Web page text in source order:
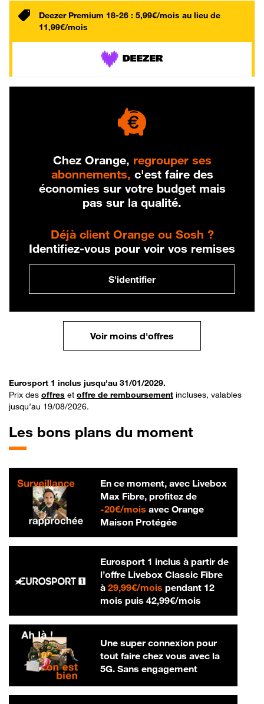
Deezer Premium 18-26 : 5,99€/mois au lieu de
11,99€/mois
Chez Orange, regrouper ses
abonnements, c'est faire des
économies sur votre budget mais
pas sur la qualité.
Déjà client Orange ou Sosh ?
Identifiez-vous pour voir vos remises
S'identifier
Voir moins d'offres
Eurosport 1 inclus jusqu'au 31/01/2029.
Prix des offres et offre de remboursement incluses, valables
jusqu’au 19/08/2026.
Les bons plans du moment
En ce moment, avec Livebox
Max Fibre, profitez de
-20€/mois20 € par mois
avec Orange
Maison Protégée
Eurosport 1 inclus à partir de
l’offre Livebox Classic Fibre
à 29,99€/mois29,99 € par mois
pendant 12
mois puis 42,99€/mois42,99 € par
Une super connexion pour
tout faire chez vous avec la
5G. Sans engagement